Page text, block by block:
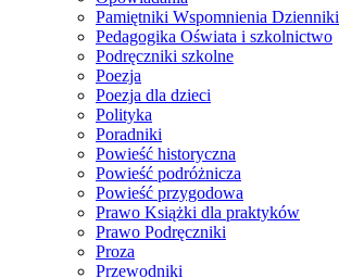
Pamiętniki Wspomnienia Dzienniki
Pedagogika Oświata i szkolnictwo
Podręczniki szkolne
Poezja
Poezja dla dzieci
Polityka
Poradniki
Powieść historyczna
Powieść podróżnicza
Powieść przygodowa
Prawo Książki dla praktyków
Prawo Podręczniki
Proza
Przewodniki